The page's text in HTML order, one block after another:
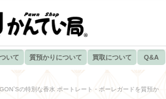
いて 質預かりについて 買取について Q&A
の特別な香水 ポートレート・ボーレガードを質預か